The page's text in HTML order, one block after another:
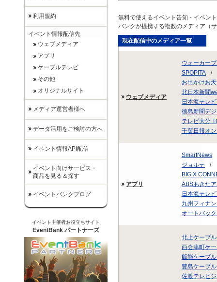
利用規約
イベント情報配信先
ウェブメディア
アプリ
ケーブルテレビ
その他
オリジナルサイト
メディア運営者様へ
データ活用をご検討の方へ
イベント情報API配信
イベント向けサービス・
商品を見る＆探す
イベントバンクブログ
イベント主催者お役立ちサイト
EventBank パートナーズ
無料で使えるイベント告知・イベン
バンクが提携する複数のメディア（
現在配信中のメディア一覧
ウェブメディア
ウォーカー
SPOPITA
/
お出かけお
北日本新聞
日本海テレ
徳島新聞デ
テレビ大分
千葉日報オ
アプリ
SmartNews
ジョルテ
/
BIG X
ABSあきた
日本海テレ
九州フィナ
オートバッ
北上ケーブ
西会津町ケ
飯能ケーブ
豊島ケーブ
佐渡テレビ